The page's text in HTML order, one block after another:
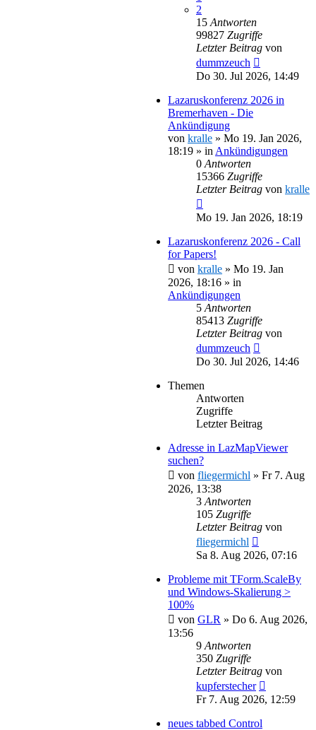
2
15 Antworten
99827 Zugriffe
Letzter Beitrag von
dummzeuch
Do 30. Jul 2026, 14:49
Lazaruskonferenz 2026 in
Bremerhaven - Die
Ankündigung
von kralle » Mo 19. Jan 2026,
18:19 » in Ankündigungen
0 Antworten
15366 Zugriffe
Letzter Beitrag von kralle
Mo 19. Jan 2026, 18:19
Lazaruskonferenz 2026 - Call
for Papers!
von kralle » Mo 19. Jan
2026, 18:16 » in
Ankündigungen
5 Antworten
85413 Zugriffe
Letzter Beitrag von
dummzeuch
Do 30. Jul 2026, 14:46
Themen
Antworten
Zugriffe
Letzter Beitrag
Adresse in LazMapViewer
suchen?
von fliegermichl » Fr 7. Aug
2026, 13:38
3 Antworten
105 Zugriffe
Letzter Beitrag von
fliegermichl
Sa 8. Aug 2026, 07:16
Probleme mit TForm.ScaleBy
und Windows-Skalierung >
100%
von GLR » Do 6. Aug 2026,
13:56
9 Antworten
350 Zugriffe
Letzter Beitrag von
kupferstecher
Fr 7. Aug 2026, 12:59
neues tabbed Control